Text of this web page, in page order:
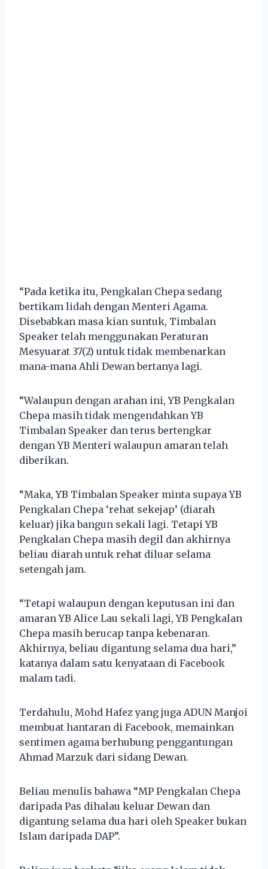
“Pada ketika itu, Pengkalan Chepa sedang
bertikam lidah dengan Menteri Agama.
Disebabkan masa kian suntuk, Timbalan
Speaker telah menggunakan Peraturan
Mesyuarat 37(2) untuk tidak membenarkan
mana-mana Ahli Dewan bertanya lagi.
“Walaupun dengan arahan ini, YB Pengkalan
Chepa masih tidak mengendahkan YB
Timbalan Speaker dan terus bertengkar
dengan YB Menteri walaupun amaran telah
diberikan.
“Maka, YB Timbalan Speaker minta supaya YB
Pengkalan Chepa ‘rehat sekejap’ (diarah
keluar) jika bangun sekali lagi. Tetapi YB
Pengkalan Chepa masih degil dan akhirnya
beliau diarah untuk rehat diluar selama
setengah jam.
“Tetapi walaupun dengan keputusan ini dan
amaran YB Alice Lau sekali lagi, YB Pengkalan
Chepa masih berucap tanpa kebenaran.
Akhirnya, beliau digantung selama dua hari,”
katanya dalam satu kenyataan di Facebook
malam tadi.
Terdahulu, Mohd Hafez yang juga ADUN Manjoi
membuat hantaran di Facebook, memainkan
sentimen agama berhubung penggantungan
Ahmad Marzuk dari sidang Dewan.
Beliau menulis bahawa “MP Pengkalan Chepa
daripada Pas dihalau keluar Dewan dan
digantung selama dua hari oleh Speaker bukan
Islam daripada DAP”.